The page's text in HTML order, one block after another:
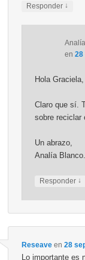
Responder ↓
en 28
Hola Graciela,
Claro que sí.
sobre reciclar
Un abrazo,
Analía Blanco.
Responder ↓
Reseaveen 28
Lo importante es